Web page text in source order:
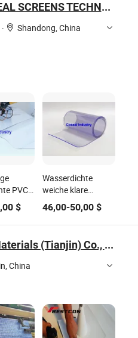
QINGDAO COSEAL SCREENS TECHNOLOGY CO., LTD.
·
Shandong, China
PVC-
für
öl- und
$
Wasserdichte
weiche klare
transparente PVC-
Tischdecke
rechteckige
Tischdecke zum
Verkauf
46,00-50,00$
Bestcon New Materials (Tianjin) Co., Ltd.
China